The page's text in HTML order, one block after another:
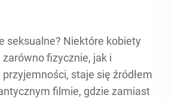
seksualne? Niektóre kobiety
fizycznie, jak i
staje się źródłem
filmie, gdzie zamiast